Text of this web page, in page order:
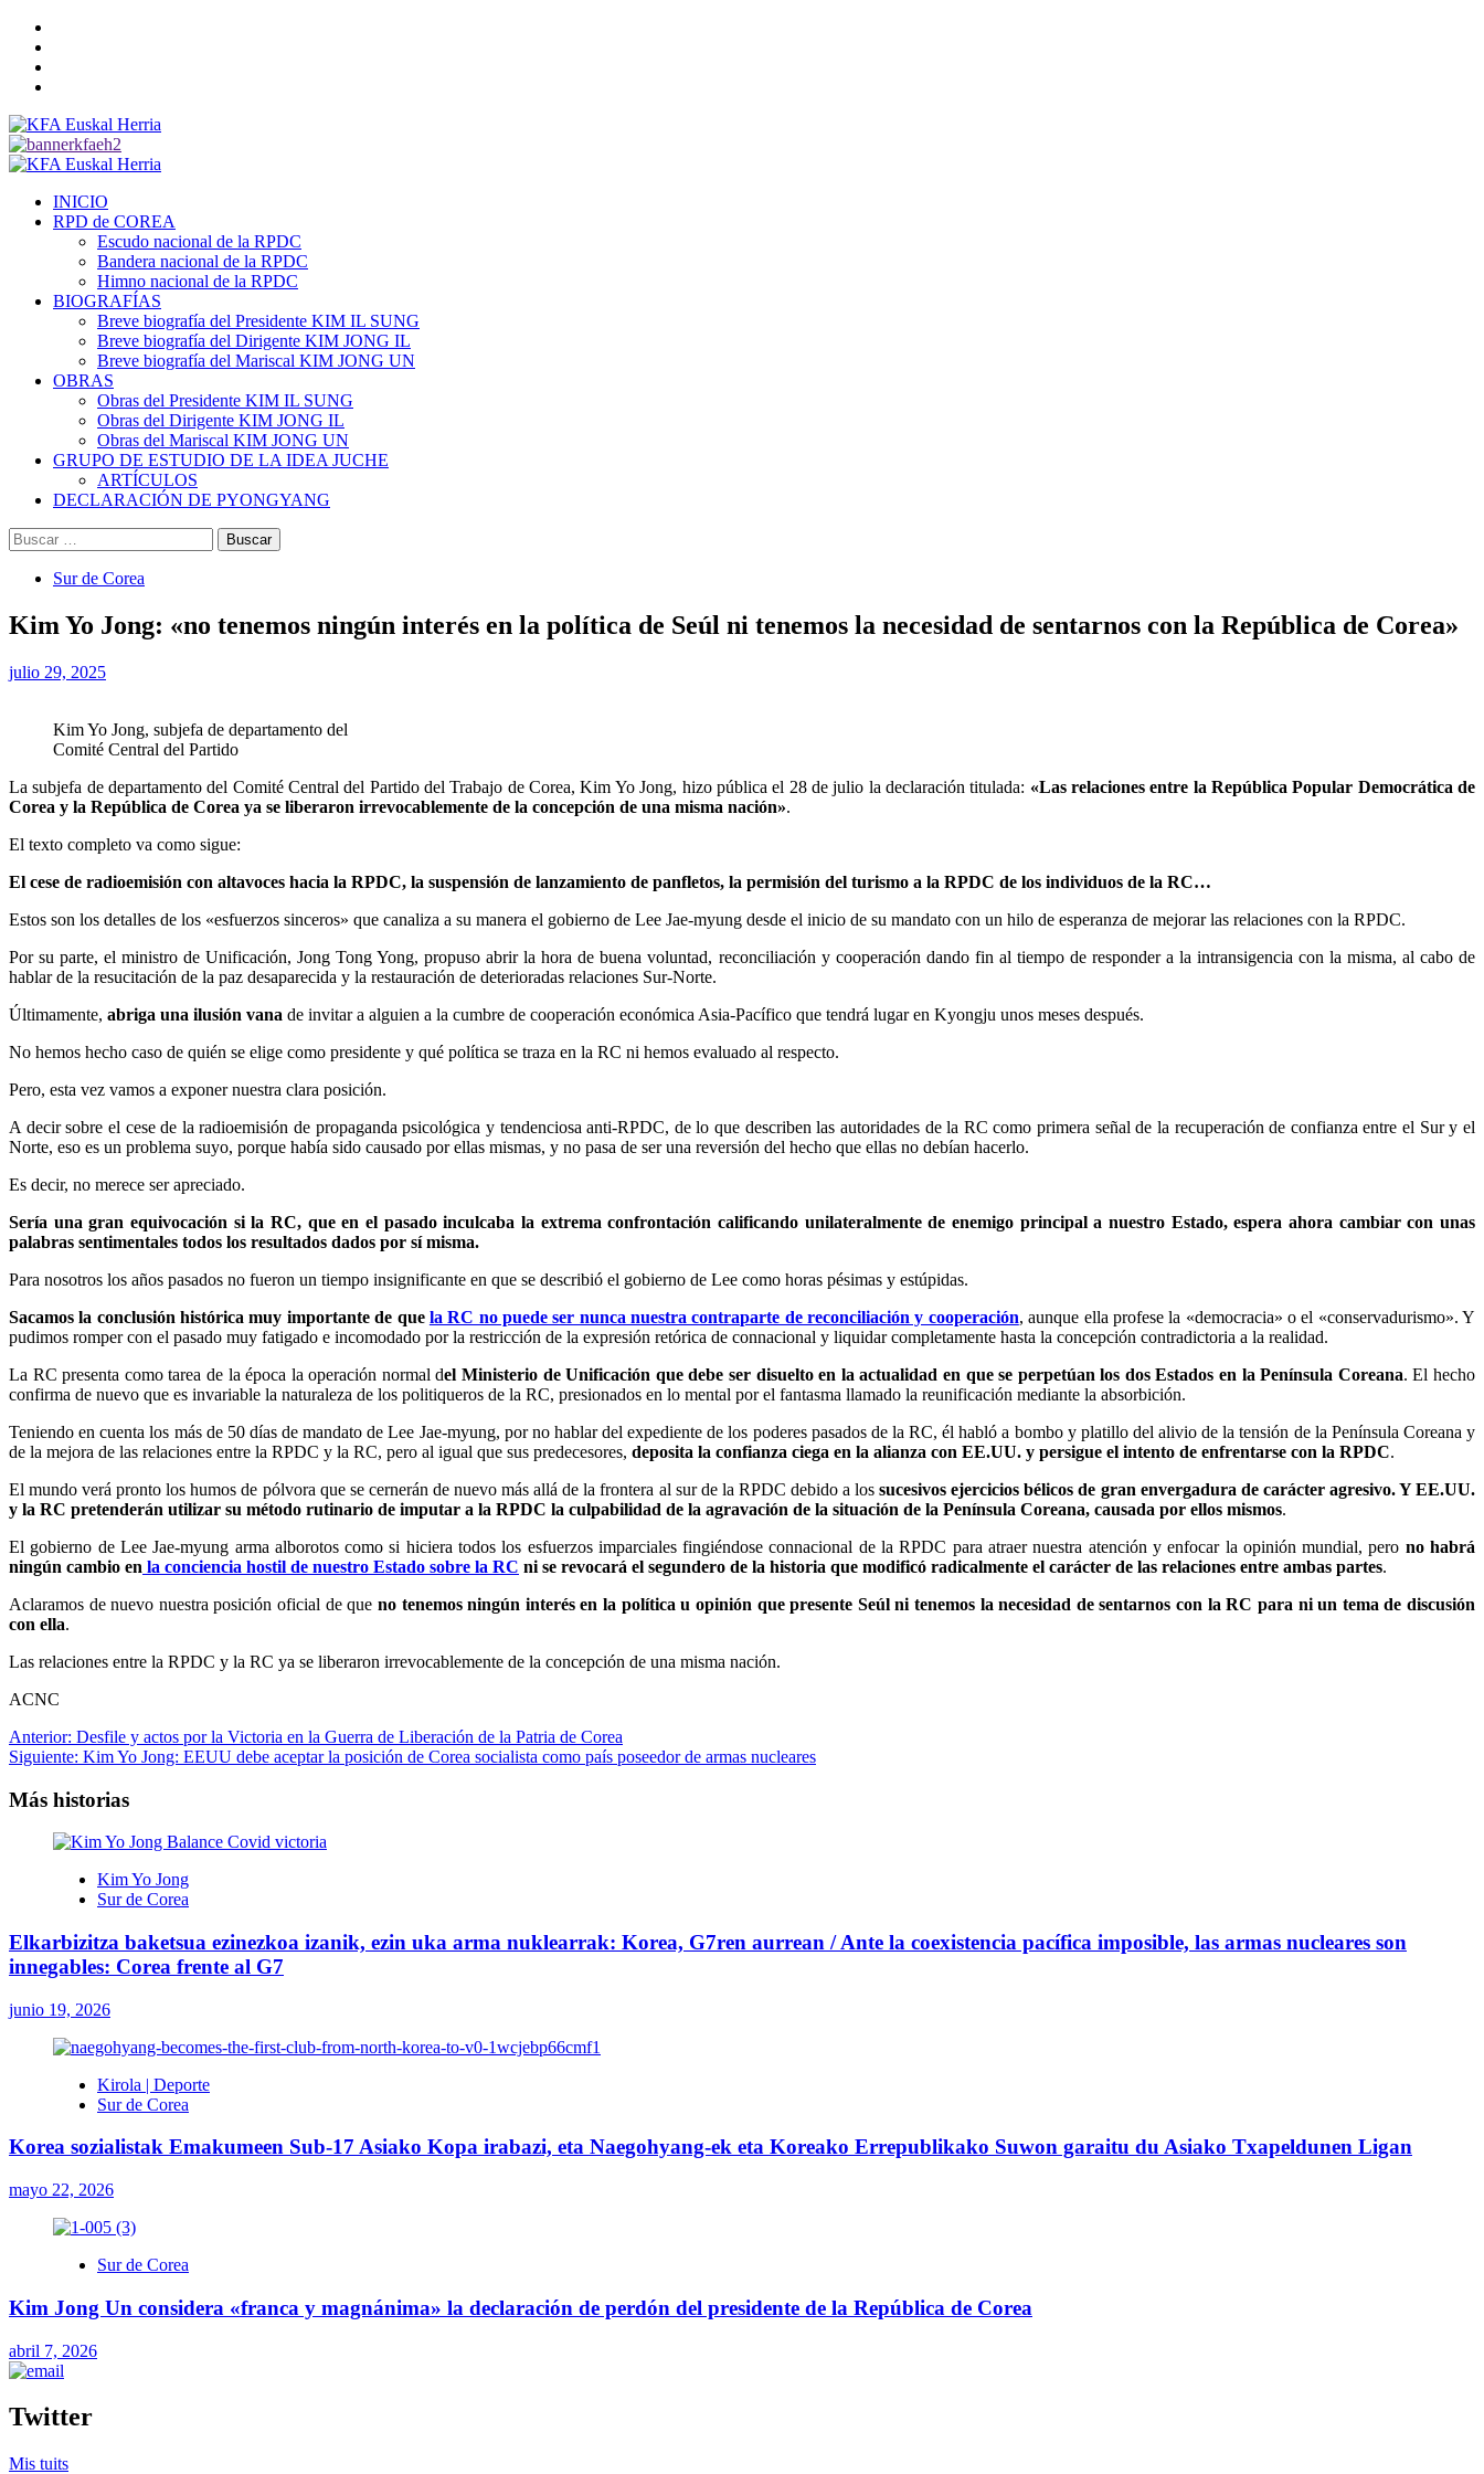
Saltar
contenido
Menú
INICIO
RPD de COREA
Escudo nacional de la RPDC
Bandera nacional de la RPDC
Himno nacional de la RPDC
BIOGRAFÍAS
Breve biografía del Presidente KIM IL SUNG
Breve biografía del Dirigente KIM JONG IL
Breve biografía del Mariscal KIM JONG UN
OBRAS
Obras del Presidente KIM IL SUNG
Obras del Dirigente KIM JONG IL
Obras del Mariscal KIM JONG UN
GRUPO DE ESTUDIO DE LA IDEA JUCHE
ARTÍCULOS
DECLARACIÓN DE PYONGYANG
Buscar:
Sur de Corea
Kim Yo Jong: «no tenemos ningún interés en la política de Seúl ni tenemos la necesidad de sentarnos con la República de Corea»
julio 29, 2025
Kim Yo Jong, subjefa de departamento del
Comité Central del Partido
La subjefa de departamento del Comité Central del Partido del Trabajo de Corea, Kim Yo Jong, hizo pública el 28 de julio la declaración titulada: «Las relaciones entre la República Popular Democrática de
Corea y la República de Corea ya se liberaron irrevocablemente de la concepción de una misma nación».
El texto completo va como sigue:
El cese de radioemisión con altavoces hacia la RPDC, la suspensión de lanzamiento de panfletos, la permisión del turismo a la RPDC de los individuos de la RC…
Estos son los detalles de los «esfuerzos sinceros» que canaliza a su manera el gobierno de Lee Jae-myung desde el inicio de su mandato con un hilo de esperanza de mejorar las relaciones con la RPDC.
Por su parte, el ministro de Unificación, Jong Tong Yong, propuso abrir la hora de buena voluntad, reconciliación y cooperación dando fin al tiempo de responder a la intransigencia con la misma, al cabo de
hablar de la resucitación de la paz desaparecida y la restauración de deterioradas relaciones Sur-Norte.
Últimamente, abriga una ilusión vana de invitar a alguien a la cumbre de cooperación económica Asia-Pacífico que tendrá lugar en Kyongju unos meses después.
No hemos hecho caso de quién se elige como presidente y qué política se traza en la RC ni hemos evaluado al respecto.
Pero, esta vez vamos a exponer nuestra clara posición.
A decir sobre el cese de la radioemisión de propaganda psicológica y tendenciosa anti-RPDC, de lo que describen las autoridades de la RC como primera señal de la recuperación de confianza entre el Sur y el
Norte, eso es un problema suyo, porque había sido causado por ellas mismas, y no pasa de ser una reversión del hecho que ellas no debían hacerlo.
Es decir, no merece ser apreciado.
Sería una gran equivocación si la RC, que en el pasado inculcaba la extrema confrontación calificando unilateralmente de enemigo principal a nuestro Estado, espera ahora cambiar con unas
palabras sentimentales todos los resultados dados por sí misma.
Para nosotros los años pasados no fueron un tiempo insignificante en que se describió el gobierno de Lee como horas pésimas y estúpidas.
Sacamos la conclusión histórica muy importante de que la RC no puede ser nunca nuestra contraparte de reconciliación y cooperación, aunque ella profese la «democracia» o el «conservadurismo». Y
pudimos romper con el pasado muy fatigado e incomodado por la restricción de la expresión retórica de connacional y liquidar completamente hasta la concepción contradictoria a la realidad.
La RC presenta como tarea de la época la operación normal del Ministerio de Unificación que debe ser disuelto en la actualidad en que se perpetúan los dos Estados en la Península Coreana. El hecho
confirma de nuevo que es invariable la naturaleza de los politiqueros de la RC, presionados en lo mental por el fantasma llamado la reunificación mediante la absorbición.
Teniendo en cuenta los más de 50 días de mandato de Lee Jae-myung, por no hablar del expediente de los poderes pasados de la RC, él habló a bombo y platillo del alivio de la tensión de la Península Coreana y
de la mejora de las relaciones entre la RPDC y la RC, pero al igual que sus predecesores, deposita la confianza ciega en la alianza con EE.UU. y persigue el intento de enfrentarse con la RPDC.
El mundo verá pronto los humos de pólvora que se cernerán de nuevo más allá de la frontera al sur de la RPDC debido a lossucesivos ejercicios bélicos de gran envergadura de carácter agresivo. Y EE.UU.
y la RC pretenderán utilizar su método rutinario de imputar a la RPDC la culpabilidad de la agravación de la situación de la Península Coreana, causada por ellos mismos.
El gobierno de Lee Jae-myung arma alborotos como si hiciera todos los esfuerzos imparciales fingiéndose connacional de la RPDC para atraer nuestra atención y enfocar la opinión mundial, pero no habrá
ningún cambio en la conciencia hostil de nuestro Estado sobre la RC ni se revocará el segundero de la historia que modificó radicalmente el carácter de las relaciones entre ambas partes.
Aclaramos de nuevo nuestra posición oficial de que no tenemos ningún interés en la política u opinión que presente Seúl ni tenemos la necesidad de sentarnos con la RC para ni un tema de discusión
con ella.
Las relaciones entre la RPDC y la RC ya se liberaron irrevocablemente de la concepción de una misma nación.
ACNC
Navegación
de
entradas
Anterior: Desfile y actos por la Victoria en la Guerra de Liberación de la Patria de Corea
Siguiente: Kim Yo Jong: EEUU debe aceptar la posición de Corea socialista como país poseedor de armas nucleares
Más historias
Kim Yo Jong
Sur de Corea
Elkarbizitza baketsua ezinezkoa izanik, ezin uka arma nuklearrak: Korea, G7ren aurrean / Ante la coexistencia pacífica imposible, las armas nucleares son
innegables: Corea frente al G7
junio 19, 2026
Kirola | Deporte
Sur de Corea
Korea sozialistak Emakumeen Sub-17 Asiako Kopa irabazi, eta Naegohyang-ek eta Koreako Errepublikako Suwon garaitu du Asiako Txapeldunen Ligan
mayo 22, 2026
Sur de Corea
Kim Jong Un considera «franca y magnánima» la declaración de perdón del presidente de la República de Corea
abril 7, 2026
Twitter
Mis tuits